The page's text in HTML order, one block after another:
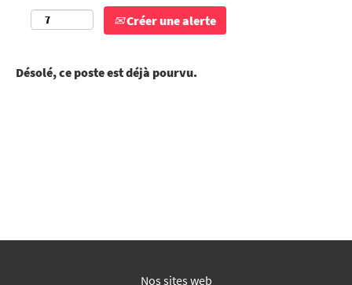
Créer une alerte
Désolé, ce poste est déjà pourvu.
Nos sites web